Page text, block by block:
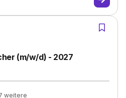
(m/w/d) - 2027
weitere